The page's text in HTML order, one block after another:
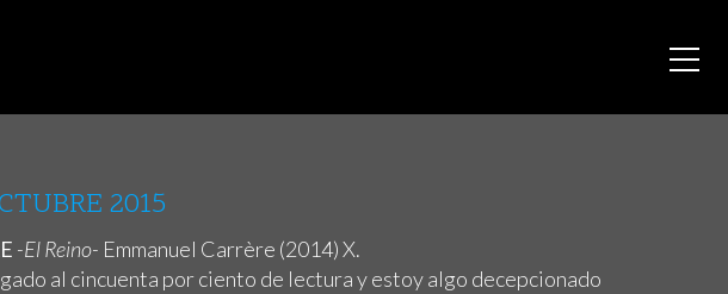
2015
-El Reino- Emmanuel Carrère (2014) X.
al cincuenta por ciento de lectura y estoy algo decepcionado